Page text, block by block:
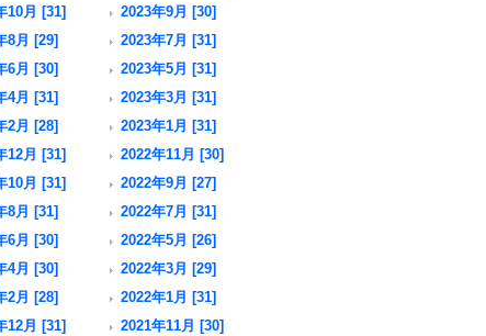
10月 [31]
2023年9月 [30]
8月 [29]
2023年7月 [31]
6月 [30]
2023年5月 [31]
4月 [31]
2023年3月 [31]
2月 [28]
2023年1月 [31]
12月 [31]
2022年11月 [30]
10月 [31]
2022年9月 [27]
8月 [31]
2022年7月 [31]
6月 [30]
2022年5月 [26]
4月 [30]
2022年3月 [29]
2月 [28]
2022年1月 [31]
12月 [31]
2021年11月 [30]